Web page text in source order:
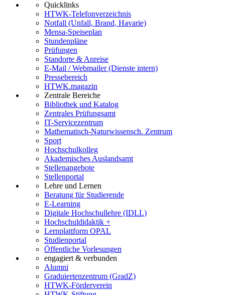
Quicklinks
HTWK-Telefonverzeichnis
Notfall (Unfall, Brand, Havarie)
Mensa-Speiseplan
Stundenpläne
Prüfungen
Standorte & Anreise
E-Mail / Webmailer (Dienste intern)
Pressebereich
HTWK.magazin
Zentrale Bereiche
Bibliothek und Katalog
Zentrales Prüfungsamt
IT-Servicezentrum
Mathematisch-Naturwissensch. Zentrum
Sport
Hochschulkolleg
Akademisches Auslandsamt
Stellenangebote
Stellenportal
Lehre und Lernen
Beratung für Studierende
E-Learning
Digitale Hochschullehre (IDLL)
Hochschuldidaktik +
Lernplattform OPAL
Studienportal
Öffentliche Vorlesungen
engagiert & verbunden
Alumni
Graduiertenzentrum (GradZ)
HTWK-Förderverein